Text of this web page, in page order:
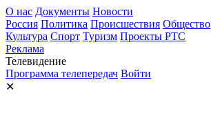
О нас Документы Новости
Россия Политика Происшествия Общество
Культура Спорт Туризм Проекты РТС
Реклама
Телевидение
Программа телепередач Войти
✕